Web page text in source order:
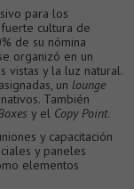
para los
cultura de
de su nómina
organizó en un
vistas y la luz natural.
un lounge
También
y el Copy Point.
y capacitación
y paneles
elementos